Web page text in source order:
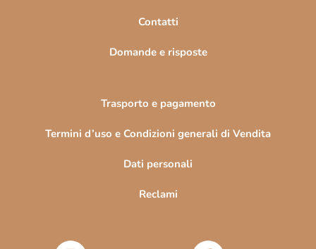
Contatti
Domande e risposte
Trasporto e pagamento
Termini d’uso e Condizioni generali di Vendita
Dati personali
Reclami